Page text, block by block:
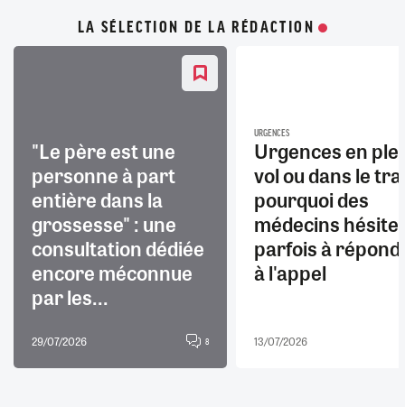
LA SÉLECTION DE LA RÉDACTION
"Le père est une
personne à part
entière dans la
grossesse" : une
consultation dédiée
encore méconnue
par les...
29/07/2026 8
URGENCES
Urgences en
vol ou dans le
pourquoi des
médecins
parfois à
à l'appel
13/07/2026